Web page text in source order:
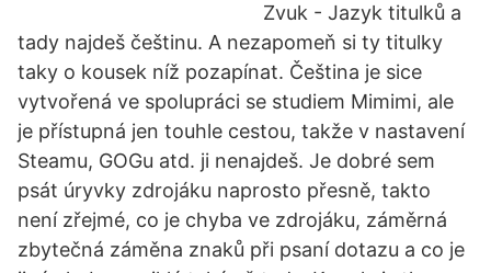
Zvuk - Jazyk titulků a
tady najdeš češtinu. A nezapomeň si ty titulky
taky o kousek níž pozapínat. Čeština je sice
vytvořená ve spolupráci se studiem Mimimi, ale
je přístupná jen touhle cestou, takže v nastavení
Steamu, GOGu atd. ji nenajdeš. Je dobré sem
psát úryvky zdrojáku naprosto přesně, takto
není zřejmé, co je chyba ve zdrojáku, záměrná
zbytečná záměna znaků při psaní dotazu a co je